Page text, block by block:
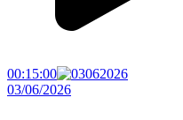
00:15:00
03/06/2026